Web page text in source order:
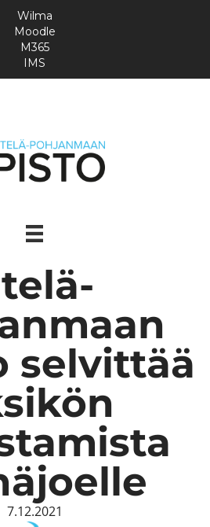
Wilma
Moodle
M365
IMS
selvittää
7.12.2021